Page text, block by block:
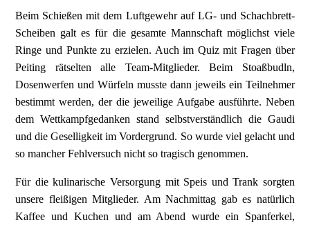
Beim Schießen mit dem Luftgewehr auf LG- und Schachbrett-
Scheiben galt es für die gesamte Mannschaft möglichst viele
Ringe und Punkte zu erzielen. Auch im Quiz mit Fragen über
Peiting rätselten alle Team-Mitglieder. Beim Stoaßbudln,
Dosenwerfen und Würfeln musste dann jeweils ein Teilnehmer
bestimmt werden, der die jeweilige Aufgabe ausführte. Neben
dem Wettkampfgedanken stand selbstverständlich die Gaudi
und die Geselligkeit im Vordergrund. So wurde viel gelacht und
so mancher Fehlversuch nicht so tragisch genommen.
Für die kulinarische Versorgung mit Speis und Trank sorgten
unsere fleißigen Mitglieder. Am Nachmittag gab es natürlich
Kaffee und Kuchen und am Abend wurde ein Spanferkel,